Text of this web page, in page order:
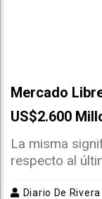
Mercado
US$2.600
La misma
respecto al
Diario De Rivera